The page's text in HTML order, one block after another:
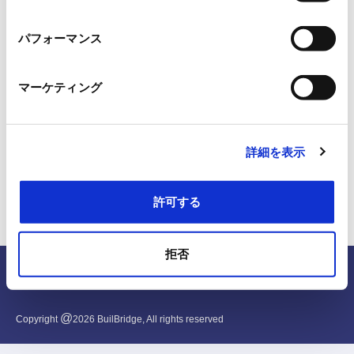
パフォーマンス
マーケティング
詳細を表示
許可する
拒否
English
Copyright @2026 BuilBridge, All rights reserved